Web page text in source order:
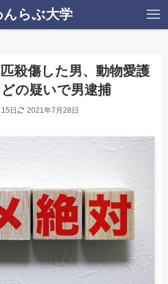
んらぶ大学
殺傷した男、動物愛護
の疑いで男逮捕
日 2021年7月28日